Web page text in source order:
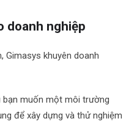
doanh nghiệp
Gimasys khuyên doanh
bạn muốn một môi trường
để xây dựng và thử nghiệm